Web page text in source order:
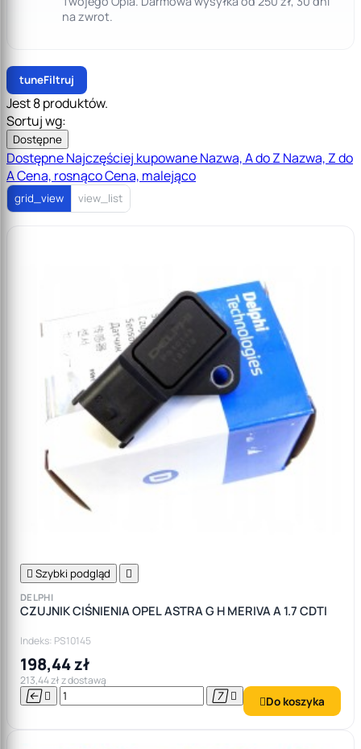
na zwrot.
tuneFiltruj
Jest 8 produktów.
Sortuj wg:
Dostępne
DostępneNajczęściej kupowaneNazwa, A do Z Nazwa, Z do
ACena, rosnącoCena, malejąco
grid_view view_list
 Szybki podgląd 
DELPHI
CZUJNIK CIŚNIENIA OPEL ASTRA G H MERIVA A 1.7 CDTI
Indeks: PS10145
198,44 zł
213,44 zł z dostawą
    Do koszyka